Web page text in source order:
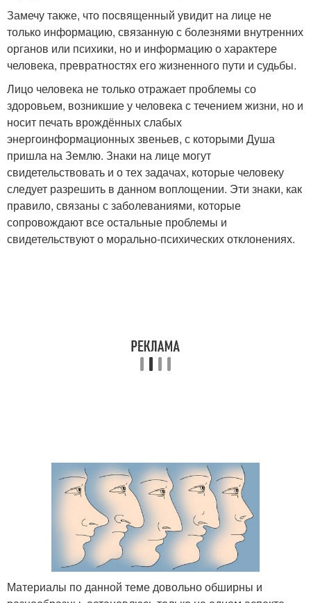
Замечу также, что посвященный увидит на лице не
только информацию, связанную с болезнями внутренних
органов или психики, но и информацию о характере
человека, превратностях его жизненного пути и судьбы.
Лицо человека не только отражает проблемы со
здоровьем, возникшие у человека с течением жизни, но и
носит печать врождённых слабых
энергоинформационных звеньев, с которыми Душа
пришла на Землю. Знаки на лице могут
свидетельствовать и о тех задачах, которые человеку
следует разрешить в данном воплощении. Эти знаки, как
правило, связаны с заболеваниями, которые
сопровождают все остальные проблемы и
свидетельствуют о морально-психических отклонениях.
Материалы по данной теме довольно обширны и